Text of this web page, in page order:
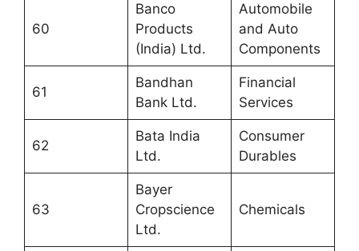
60
Banco
Products
(India) Ltd.
Automobile
and Auto
Components
61
Bandhan
Bank Ltd.
Financial
Services
62
Bata India
Ltd.
Consumer
Durables
63
Bayer
Cropscience
Ltd.
Chemicals